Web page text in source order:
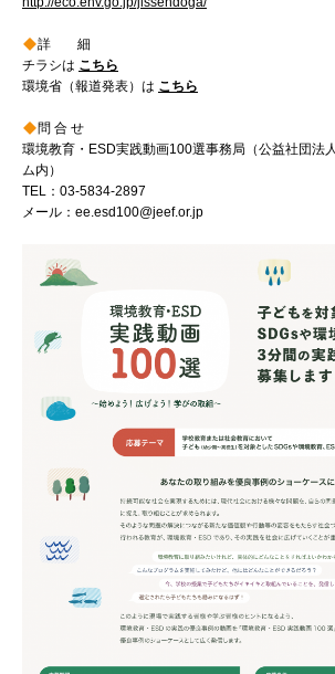
詳 細
チラシは こちら
環境省（報道発表）は こちら
問 合 せ
環境教育・ESD実践動画100選事務局（公益社団法
ム内）
TEL：03-5834-2897
メール：ee.esd100@jeef.or.jp